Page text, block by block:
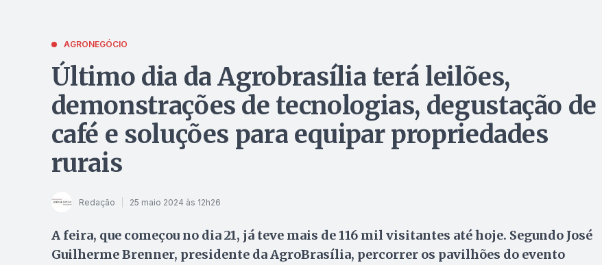
AGRONEGÓCIO
Último dia da Agrobrasília terá leilões,
demonstrações de tecnologias, degustação de
café e soluções para equipar propriedades
rurais
Redação 25 maio 2024 às 12h26
A feira, que começou no dia 21, já teve mais de 116 mil visitantes até hoje. Segundo José
Guilherme Brenner, presidente da AgroBrasília, percorrer os pavilhões do evento